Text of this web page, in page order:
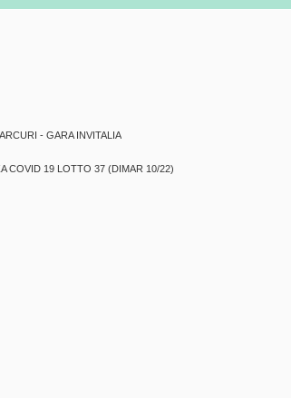
- GARA INVITALIA
COVID 19 LOTTO 37 (DIMAR 10/22)